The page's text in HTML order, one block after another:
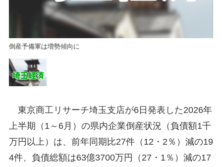
倒産予備軍は増勢傾向に
東京商工リサーチ埼玉支店が6日発表した2026年
上半期（1～6月）の県内企業倒産状況（負債額1千
万円以上）は、前年同期比27件（12・2％）減の19
4件、負債総額は63億3700万円（27・1％）減の17